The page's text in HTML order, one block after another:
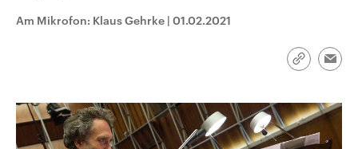
und Hintergründe zu den Parteien
und Kandidaten der anstehenden
Sendungen Programm Podcasts
Am Mikrofon: Klaus Gehrke | 01.02.2021
Link